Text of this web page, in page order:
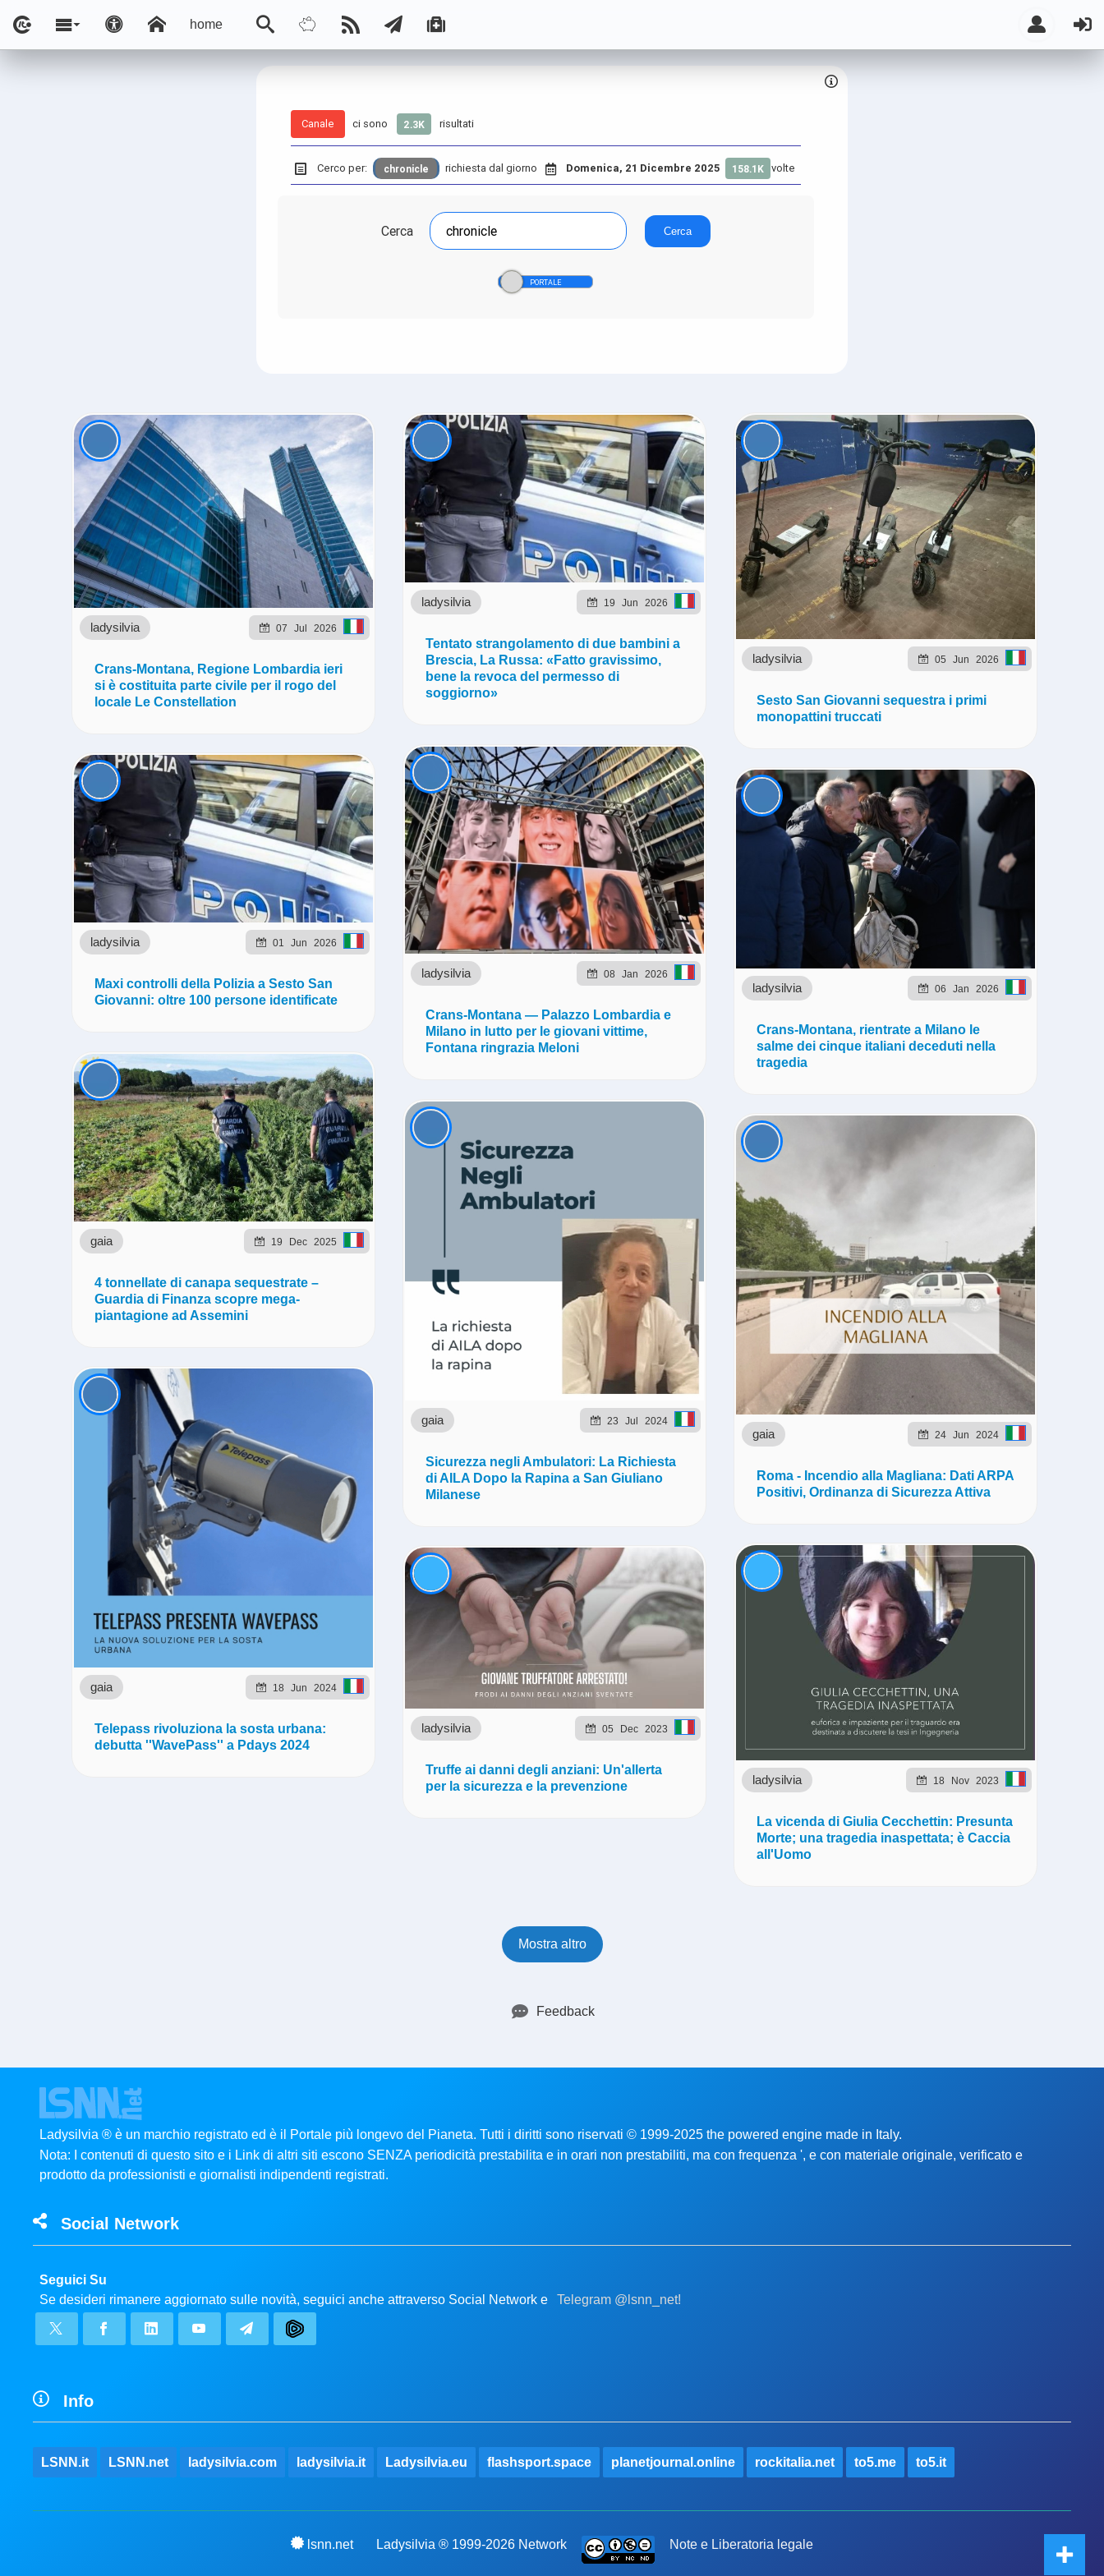
home
Canale ci sono 2.3K risultati
Cerco per: chronicle richiesta dal giorno Domenica, 21 Dicembre 2025 158.1K volte
Cerca Cerca
07 Jul 2026
ladysilvia
Crans-Montana, Regione Lombardia ieri
si è costituita parte civile per il rogo del
locale Le Constellation
19 Jun 2026
ladysilvia
Tentato strangolamento di due bambini a
Brescia, La Russa: «Fatto gravissimo,
bene la revoca del permesso di
soggiorno»
05 Jun 2026
ladysilvia
Sesto San Giovanni sequestra i primi
monopattini truccati
01 Jun 2026
ladysilvia
Maxi controlli della Polizia a Sesto San
Giovanni: oltre 100 persone identificate
08 Jan 2026
ladysilvia
Crans-Montana — Palazzo Lombardia e
Milano in lutto per le giovani vittime,
Fontana ringrazia Meloni
06 Jan 2026
ladysilvia
Crans-Montana, rientrate a Milano le
salme dei cinque italiani deceduti nella
tragedia
19 Dec 2025
gaia
4 tonnellate di canapa sequestrate –
Guardia di Finanza scopre mega-
piantagione ad Assemini
23 Jul 2024
gaia
Sicurezza negli Ambulatori: La Richiesta
di AILA Dopo la Rapina a San Giuliano
Milanese
24 Jun 2024
gaia
Roma - Incendio alla Magliana: Dati ARPA
Positivi, Ordinanza di Sicurezza Attiva
18 Jun 2024
gaia
Telepass rivoluziona la sosta urbana:
debutta ''WavePass'' a Pdays 2024
05 Dec 2023
ladysilvia
Truffe ai danni degli anziani: Un'allerta
per la sicurezza e la prevenzione
18 Nov 2023
ladysilvia
La vicenda di Giulia Cecchettin: Presunta
Morte; una tragedia inaspettata; è Caccia
all'Uomo
Mostra altro
Feedback
Ladysilvia ® è un marchio registrato ed è il Portale più longevo del Pianeta. Tutti i diritti sono riservati © 1999-2025 the powered engine made in Italy.
Nota: I contenuti di questo sito e i Link di altri siti escono SENZA periodicità prestabilita e in orari non prestabiliti, ma con frequenza ', e con materiale originale, verificato e
prodotto da professionisti e giornalisti indipendenti registrati.
Social Network
Seguici Su
Se desideri rimanere aggiornato sulle novità, seguici anche attraverso Social Network e
Telegram @lsnn_net!
Info
LSNN.it LSNN.net ladysilvia.com ladysilvia.it Ladysilvia.eu flashsport.space planetjournal.online rockitalia.net to5.me to5.it
lsnn.net Ladysilvia ® 1999-2026 Network Note e Liberatoria legale